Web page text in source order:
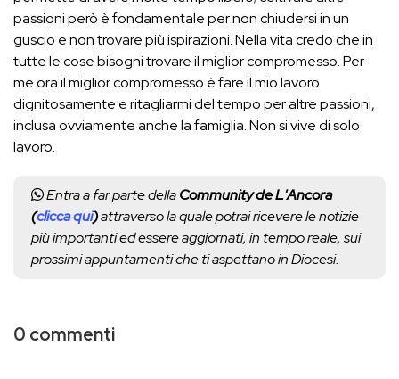
passioni però è fondamentale per non chiudersi in un
guscio e non trovare più ispirazioni. Nella vita credo che in
tutte le cose bisogni trovare il miglior compromesso. Per
me ora il miglior compromesso è fare il mio lavoro
dignitosamente e ritagliarmi del tempo per altre passioni,
inclusa ovviamente anche la famiglia. Non si vive di solo
lavoro.
Entra a far parte dellaCommunity de L'Ancora
(clicca qui)attraverso la quale potrai ricevere le notizie
più importanti ed essere aggiornati, in tempo reale, sui
prossimi appuntamenti che ti aspettano in Diocesi.
0 commenti